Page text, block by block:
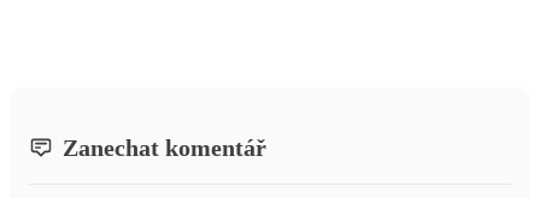
Zanechat komentář